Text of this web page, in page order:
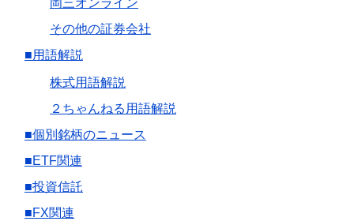
岡三オンライン
その他の証券会社
■用語解説
株式用語解説
２ちゃんねる用語解説
■個別銘柄のニュース
■ETF関連
■投資信託
■FX関連